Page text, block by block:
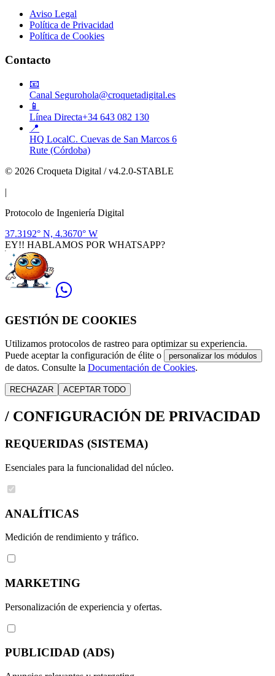
Aviso Legal
Política de Privacidad
Política de Cookies
Contacto
📧
Canal Segurohola@croquetadigital.es
📱
Línea Directa+34 643 082 130
📍
HQ LocalC. Cuevas de San Marcos 6
Rute (Córdoba)
© 2026 Croqueta Digital / v4.2.0-STABLE
|
Protocolo de Ingeniería Digital
37.3192° N, 4.3670° W
EY!! HABLAMOS POR WHATSAPP?
GESTIÓN DE COOKIES
Utilizamos protocolos de rastreo para optimizar su experiencia.
Puede aceptar la configuración de élite o
personalizar los módulos
de datos. Consulte la Documentación de Cookies.
RECHAZAR ACEPTAR TODO
/ CONFIGURACIÓN DE PRIVACIDAD
REQUERIDAS (SISTEMA)
Esenciales para la funcionalidad del núcleo.
ANALÍTICAS
Medición de rendimiento y tráfico.
MARKETING
Personalización de experiencia y ofertas.
PUBLICIDAD (ADS)